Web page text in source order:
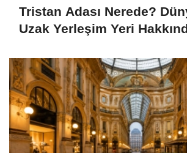
Tristan Adası Nerede?
Uzak Yerleşim Yeri